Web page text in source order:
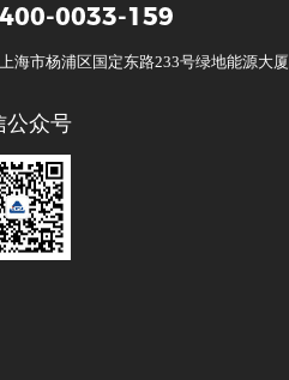
400-0033-159
上海市杨浦区国定东路233号绿地能源大厦
公众号